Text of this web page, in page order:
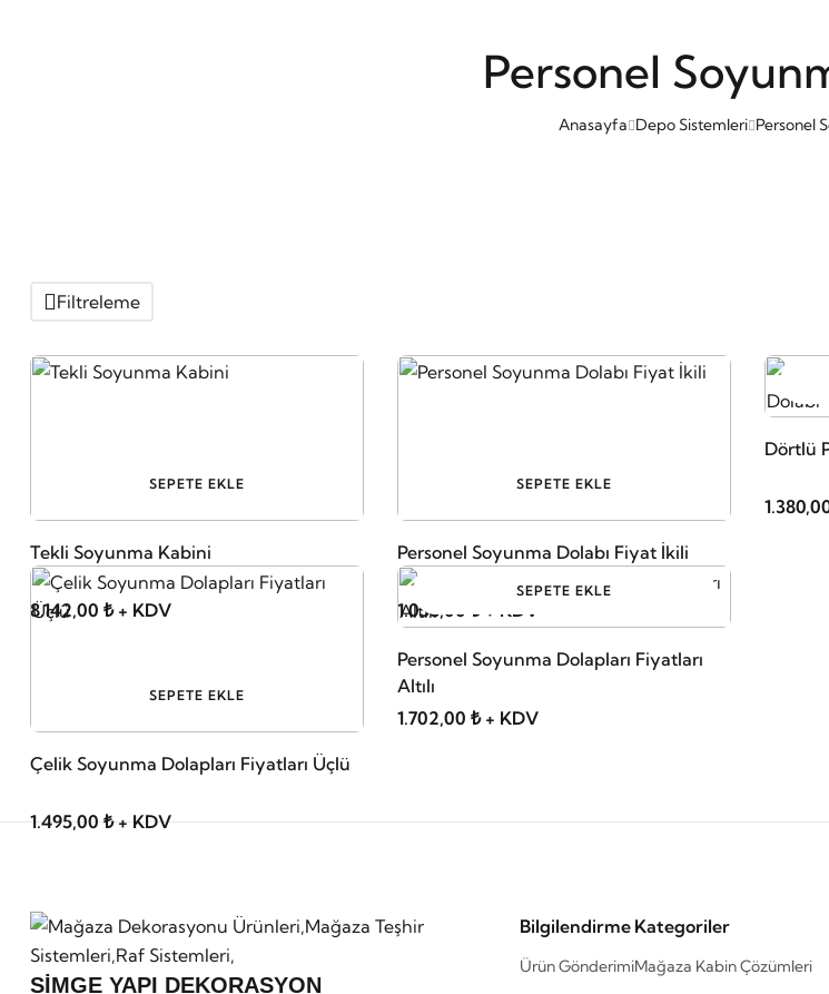
Personel
Anasayfa Depo Sistemleri Personel
Filtreleme
SEPETE EKLE
Tekli Soyunma Kabini
8.142,00 ₺ + KDV
SEPETE EKLE
Personel Soyunma Dolabı Fiyat İkili
1.058,00 ₺ + KDV
Dörtlü
SEPETE EKLE
Çelik Soyunma Dolapları Fiyatları Üçlü
1.495,00 ₺ + KDV
SEPETE EKLE
Personel Soyunma Dolapları Fiyatları
Altılı
1.702,00 ₺ + KDV
SİMGE YAPI DEKORASYON
Bilgilendirme
Ürün Gönderimi
Kategoriler
Mağaza Kabin Çözümleri